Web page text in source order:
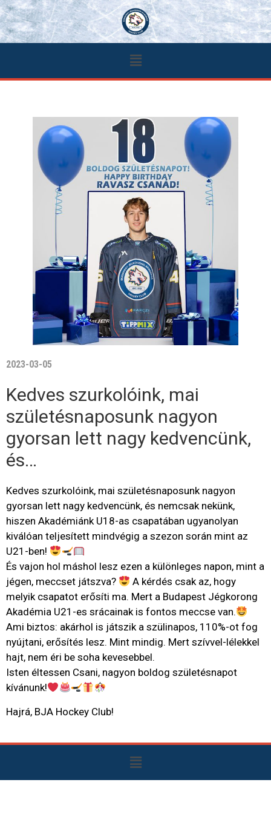
2023-03-05
Kedves szurkolóink, mai
születésnaposunk nagyon
gyorsan lett nagy kedvencünk,
és…
Kedves szurkolóink, mai születésnaposunk nagyon
gyorsan lett nagy kedvencünk, és nemcsak nekünk,
hiszen Akadémiánk U18-as csapatában ugyanolyan
kiválóan teljesített mindvégig a szezon során mint az
U21-ben!
És vajon hol máshol lesz ezen a különleges napon, mint a
jégen, meccset játszva?
A kérdés csak az, hogy
melyik csapatot erősíti ma. Mert a Budapest Jégkorong
Akadémia U21-es srácainak is fontos meccse van.
Ami biztos: akárhol is játszik a szülinapos, 110%-ot fog
nyújtani, erősítés lesz. Mint mindig. Mert szívvel-lélekkel
hajt, nem éri be soha kevesebbel.
Isten éltessen Csani, nagyon boldog születésnapot
kívánunk!
Hajrá, BJA Hockey Club!